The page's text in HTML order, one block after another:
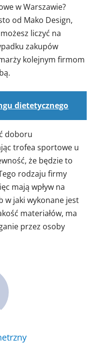
w Warszawie?
od Mako Design,
liczyć na
zakupów
kolejnym firmom
dietetycznego
doboru
trofea sportowe u
że będzie to
rodzaju firmy
mają wpływ na
w jaki wykonane jest
materiałów, ma
przez osoby